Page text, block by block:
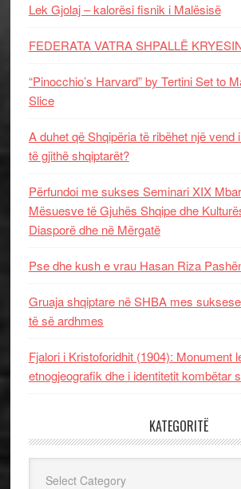
Lek Gjolaj – kalorësi fisnik i Malësisë
FEDERATA VATRA SHPALLË
“Pinocchio’s Harvard” by Tertini Set to
Slice
A duhet që Shqipëria të ribëhet një vend
të gjithë shqiptarët?
Përfundoi me sukses Seminari XIX
Mësuesve të Gjuhës Shqipe dhe
Diasporë dhe në Mërgatë
Pse dhe kush e vrau Hasan Riza
Gruaja shqiptare në SHBA mes
të së ardhmes
Fjalori i Kristoforidhit (1904): Monument
etnogjeografik dhe i identitetit kombëtar
KATEGORITË